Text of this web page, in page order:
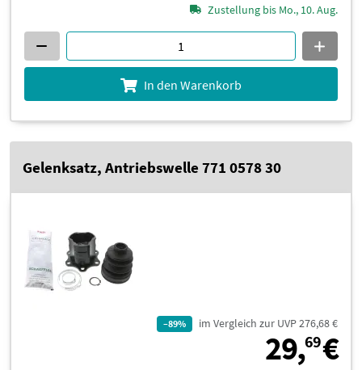
Zustellung bis Mo., 10. Aug.
In den Warenkorb
Gelenksatz, Antriebswelle 771 0578 30
–89% im Vergleich zur UVP 276,68 €
29,69€